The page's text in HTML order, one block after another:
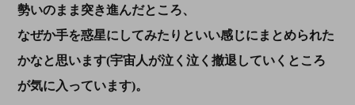
勢いのまま突き進んだところ、
なぜか手を惑星にしてみたりといい感じにまとめられた
かなと思います(宇宙人が泣く泣く撤退していくところ
が気に入っています)。